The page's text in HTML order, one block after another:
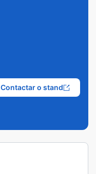
Contactar o stand